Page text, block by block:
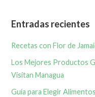
Entradas recientes
Recetas con Flor de
Los Mejores Productos
Visitan Managua
Guía para Elegir